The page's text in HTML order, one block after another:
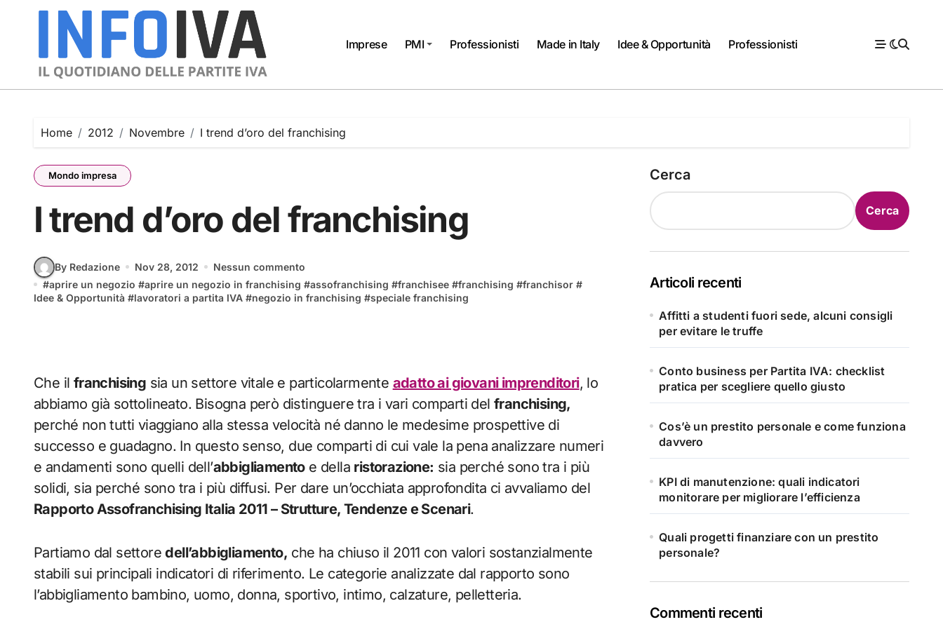
Imprese PMI Professionisti Made in Italy Idee & Opportunità Professionisti
Home 2012 Novembre I trend d’oro del franchising
Mondo impresa
I trend d’oro del franchising
By Redazione Nov 28, 2012
Nessun commento
#aprire un negozio #aprire un negozio in franchising #assofranchising #franchisee #franchising #franchisor #
Idee & Opportunità #lavoratori a partita IVA #negozio in franchising #speciale franchising
Che il franchising sia un settore vitale e particolarmente adatto ai giovani imprenditori, lo
abbiamo già sottolineato. Bisogna però distinguere tra i vari comparti delfranchising,
perché non tutti viaggiano alla stessa velocità né danno le medesime prospettive di
successo e guadagno. In questo senso, due comparti di cui vale la pena analizzare numeri
e andamenti sono quelli dell’abbigliamentoe della ristorazione: sia perché sono tra i più
solidi, sia perché sono tra i più diffusi. Per dare un’occhiata approfondita ci avvaliamo del
Rapporto Assofranchising Italia 2011 – Strutture, Tendenze e Scenari.
Partiamo dal settoredell’abbigliamento, che ha chiuso il 2011 con valori sostanzialmente
stabili sui principali indicatori di riferimento. Le categorie analizzate dal rapporto sono
l’abbigliamento bambino, uomo, donna, sportivo, intimo, calzature, pelletteria.
Cerca
Cerca
Articoli recenti
Affitti a studenti fuori sede, alcuni consigli
per evitare le truffe
Conto business per Partita IVA: checklist
pratica per scegliere quello giusto
Cos’è un prestito personale e come funziona
davvero
KPI di manutenzione: quali indicatori
monitorare per migliorare l’efficienza
Quali progetti finanziare con un prestito
personale?
Commenti recenti